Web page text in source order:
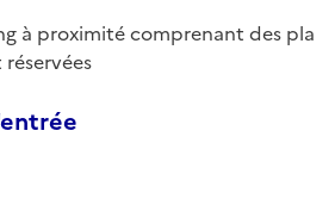
à proximité comprenant des pla